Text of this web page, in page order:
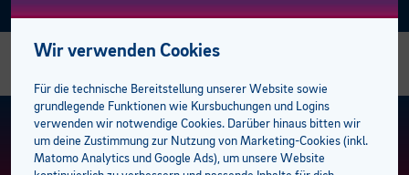
FacebookInstagramLinkedin
Gesundheit
Medizinische Assistenzberufe
Deutsch
Englisch
Berufsreifeprüfung
Lehrabschluss
Ausbilder:innen
Lehrlinge
Mitarbeiter
Sprachen
Lehre mit Matura
E-Learning plus
100 % online zum Abschluss
Öffentliche Aufträge
Privatpersonen
Unternehmen
Bildungsberatung
bfi Freifahrt Ticket
Standorte
bfi Standort Dornbirn
BFI Team
Trainer:innen
KURS FINDEN > ERWEITERTE SUCHE
Wir verwenden Cookies
Für die technische Bereitstellung unserer Website sowie
grundlegende Funktionen wie Kursbuchungen und Logins
verwenden wir notwendige Cookies. Darüber hinaus bitten wir
um deine Zustimmung zur Nutzung von Marketing-Cookies (inkl.
Matomo Analytics und Google Ads), um unsere Website